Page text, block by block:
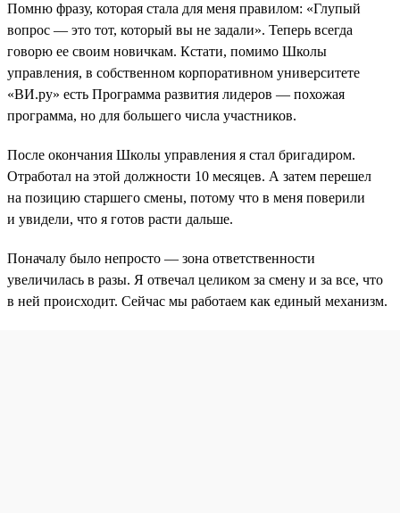
Помню фразу, которая стала для меня правилом: «Глупый
вопрос — это тот, который вы не задали». Теперь всегда
говорю ее своим новичкам. Кстати, помимо Школы
управления, в собственном корпоративном университете
«ВИ.ру» есть Программа развития лидеров — похожая
программа, но для большего числа участников.
После окончания Школы управления я стал бригадиром.
Отработал на этой должности 10 месяцев. А затем перешел
на позицию старшего смены, потому что в меня поверили
и увидели, что я готов расти дальше.
Поначалу было непросто — зона ответственности
увеличилась в разы. Я отвечал целиком за смену и за все, что
в ней происходит. Сейчас мы работаем как единый механизм.